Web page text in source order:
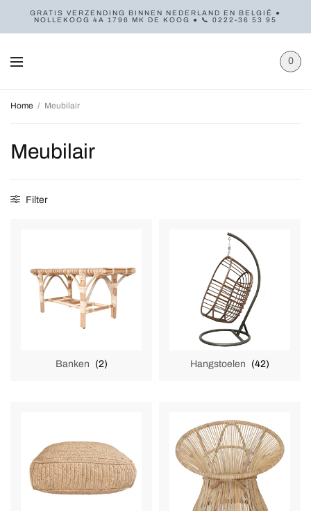
GRATIS VERZENDING BINNEN NEDERLAND EN BELGIË ●
NOLLEKOOG 4A 1796 MK DE KOOG ● 📞 0222-36 53 95
0
Home / Meubilair
Meubilair
Filter
Banken (2) Hangstoelen (42)